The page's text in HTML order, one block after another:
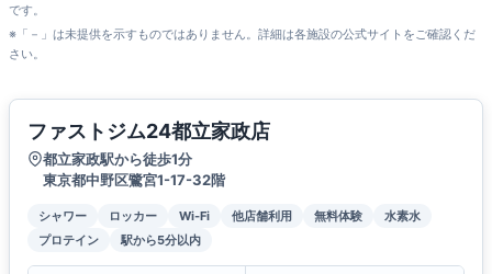
です。
※「－」は未提供を示すものではありません。詳細は各施設の公式サイトをご確認くだ
さい。
ファストジム24都立家政店
都立家政駅から徒歩1分
東京都中野区鷺宮1-17-32階
シャワー ロッカー Wi-Fi 他店舗利用 無料体験
水素水
プロテイン
駅から5分以内